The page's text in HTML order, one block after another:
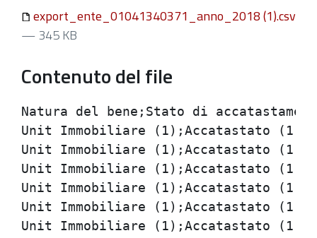
export_ente_01041340371_anno_2018 (1).csv
— 345 KB
Contenuto del file
Natura del bene;Stato di accatastamento;Tipo di catasto;Localizzazione Geografica;Indirizzo;Numero civico;Denominazione del bene;Codice Comune (Ordinario);Codice Comune (Tavolare);Sezione Amministrativa/Censuaria;Sezione Urbana Catasto;Foglio